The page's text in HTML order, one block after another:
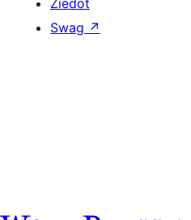
Ziedot
Swag ↗